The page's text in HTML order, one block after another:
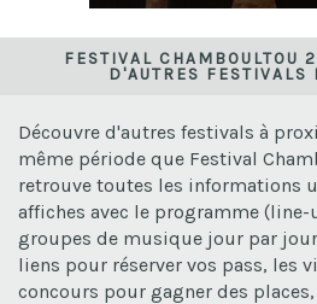
FESTIVAL CHAMBOULTOU
D'AUTRES FESTIVALS
Découvre d'autres festivals à
même période que Festival
retrouve toutes les informations
affiches avec le programme
groupes de musique jour par
liens pour réserver vos pass, les
concours pour gagner des